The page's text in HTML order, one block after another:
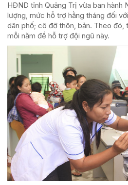
HĐND tỉnh Quảng Trị vừa ban hành
lượng, mức hỗ trợ hằng tháng đối
dân phố; cô đỡ thôn, bản. Theo đó,
mỗi năm để hỗ trợ đội ngũ này.